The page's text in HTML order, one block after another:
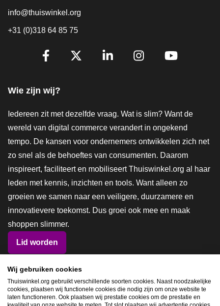
info@thuiswinkel.org
+31 (0)318 64 85 75
Volg je ons al?
Wie zijn wij?
Iedereen zit met dezelfde vraag. Wat is slim? Want de
wereld van digital commerce verandert in ongekend
tempo. De kansen voor ondernemers ontwikkelen zich net
zo snel als de behoeftes van consumenten. Daarom
inspireert, faciliteert en mobiliseert Thuiswinkel.org al haar
leden met kennis, inzichten en tools. Want alleen zo
groeien we samen naar een veiligere, duurzamere en
innovatievere toekomst. Dus groei ook mee en maak
shoppen slimmer.
Lid worden
Snel navigeren
Wij gebruiken cookies
Thuiswinkel.org gebruikt verschillende soorten cookies. Naast noodzakelijke
cookies, plaatsen wij functionele cookies die nodig zijn om onze website te
laten functioneren. Ook plaatsen wij prestatie cookies om de prestatie en